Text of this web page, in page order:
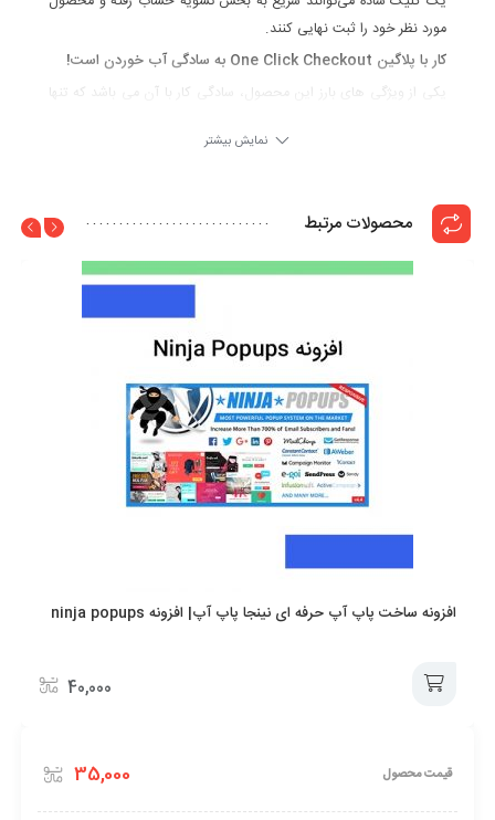
مورد نظر خود را ثبت نهایی کنند.
کار با پلاگین One Click Checkout به سادگی آب خوردن است!
یکی از ویژگی های بارز این محصول، سادگی کار با آن می باشد که تنها
محدودیت هایی است که گاهی لازم به اعمال آن خواهید داشت.
نمایش بیشتر
محصولات مرتبط
افزونه ساخت پاپ آپ حرفه ای نینجا پاپ آپ| افزونه ninja popups
40,000
به
قیمت محصول 35,000